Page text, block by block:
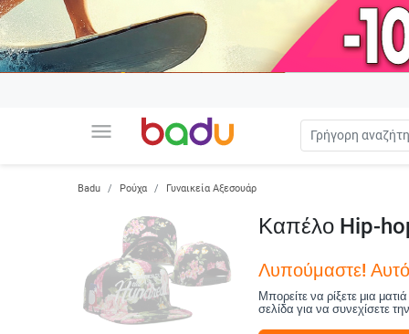
menu
Badu Ρούχα Γυναικεία Αξεσουάρ
Καπέλο Hip-
Λυπούμαστε! Αυτό
Μπορείτε να ρίξετε μια
σελίδα για να συνεχίσετε